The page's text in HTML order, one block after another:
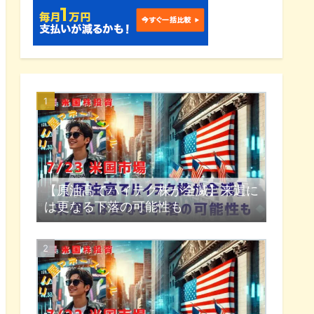
【原油高でハイテク株が全滅】来週に
は更なる下落の可能性も